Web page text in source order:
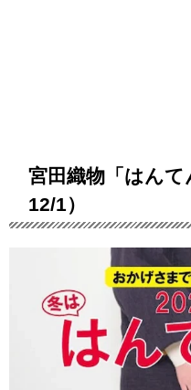
宮田織物「はんて
12/1）